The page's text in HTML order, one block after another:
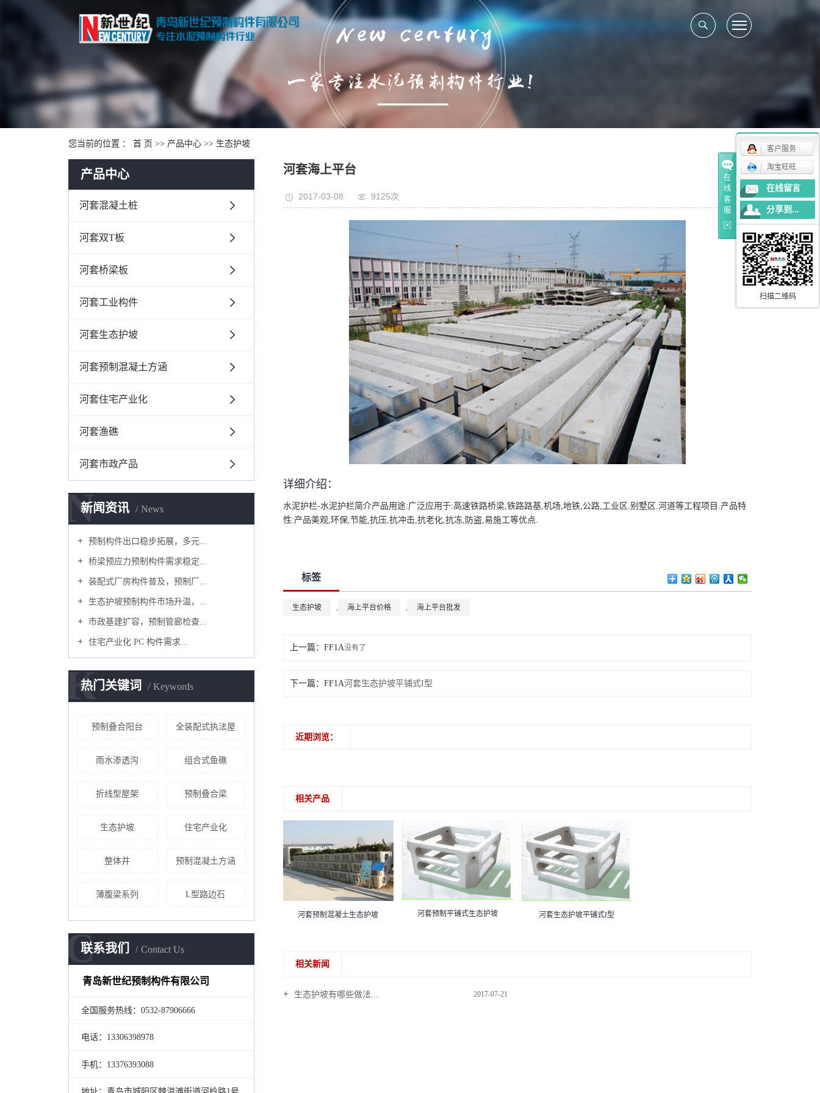
您当前的位置 ： 首 页 >> 产品中心 >> 生态护坡
产品中心
河套混凝土桩
河套双T板
河套桥梁板
河套工业构件
河套生态护坡
河套预制混凝土方涵
河套住宅产业化
河套渔礁
河套市政产品
新闻资讯 News
N
预制构件出口稳步拓展，多元...
桥梁预应力预制构件需求稳定...
装配式厂房构件普及，预制厂...
生态护坡预制构件市场升温，...
市政基建扩容，预制管廊检查...
住宅产业化 PC 构件需求...
热门关键词 Keywords
K
预制叠合阳台 全装配式执法屋
雨水渗透沟 组合式鱼礁
折线型屋架 预制叠合梁
生态护坡 住宅产业化
整体井 预制混凝土方涵
薄腹梁系列 L型路边石
联系我们 Contact Us
C
青岛新世纪预制构件有限公司
全国服务热线：0532-87906666
电话：13306398978
手机：13376393088
河套海上平台
2017-03-08 9125次
详细介绍：
水泥护栏-水泥护栏简介产品用途:广泛应用于:高速铁路桥梁,铁路路基,机场,地铁,公路,工业区.别墅区.河道等工程项目.产品特
性:产品美观,环保,节能,抗压,抗冲击,抗老化,抗冻,防盗,易施工等优点.
标签
生态护坡 , 海上平台价格 , 海上平台批发
上一篇： 没有了
下一篇： 河套生态护坡平铺式I型
近期浏览：
相关产品
河套预制混凝土生态护坡 河套预制平铺式生态护坡 河套生态护坡平铺式I型
相关新闻
生态护坡有哪些做法... 2017-07-21
在
线
客
服
客户服务
淘宝旺旺
在线留言
分享到...
扫描二维码